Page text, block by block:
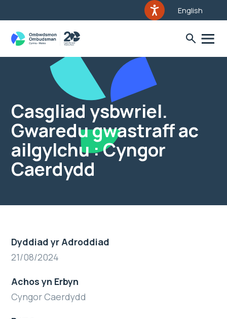
English
Casgliad ysbwriel.
Gwaredu gwastraff ac
ailgylchu : Cyngor
Caerdydd
Dyddiad yr Adroddiad
21/08/2024
Achos yn Erbyn
Cyngor Caerdydd